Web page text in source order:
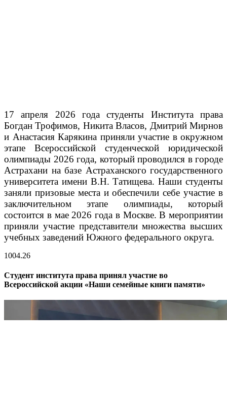
17 апреля 2026 года студенты Института права
Богдан Трофимов, Никита Власов, Дмитрий Мирнов
и Анастасия Карякина приняли участие в окружном
этапе Всероссийской студенческой юридической
олимпиады 2026 года, который проводился в городе
Астрахани на базе Астраханского государственного
университета имени В.Н. Татищева.Наши студенты
заняли призовые места и обеспечили себе участие в
заключительном этапе олимпиады, который
состоится в мае 2026 года в Москве. В мероприятии
приняли участие представители множества высших
учебных заведений Южного федерального округа.
1004.26
Студент института права принял участие во
Всероссийской акции «Наши семейные книги памяти»